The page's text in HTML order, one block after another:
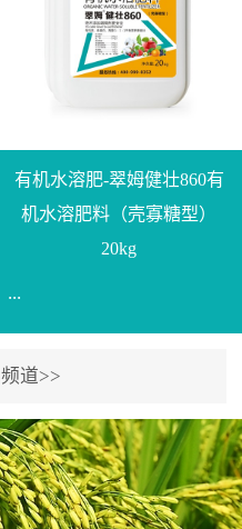
规格】20kg【技术指标】
有效活菌数≥10.0亿/克【增
效物质】有机质≥40%;小分
子有机碳≥23%;壳寡糖
底肥：亩用本品40kg-
100kg可替代有机肥，配合
与复合肥、水溶肥或细土
混均后沟施、穴施、撒施
均可。3、沟施穴施:幼树
环状沟施，每棵用150-
200g，成年树放射状沟
施，每棵用0.5kg-1kg，可
拌肥施，也可拌土施。4、
拌苗床土：每平方米苗床
有机水溶肥-翠姆健壮860有
机水溶肥料（壳寡糖型）
20kg
...
【通用名称】有机水溶肥
料【产品剂型】水剂【产
品规格】5kg、20kg【技术
指标】有机质≥200g/L、
N+K2O70g/L、PH:6.5-
道>>